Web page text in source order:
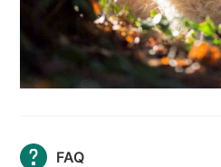
FAQ